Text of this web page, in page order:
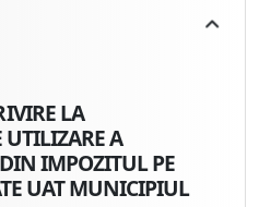
LA
UTILIZARE A
IMPOZITUL PE
UAT MUNICIPIUL